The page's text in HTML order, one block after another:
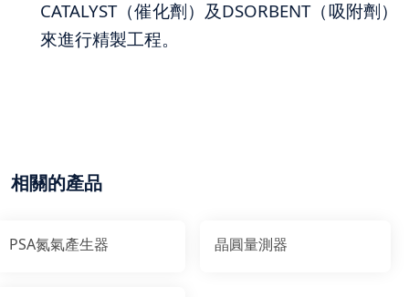
CATALYST（催化劑）及DSORBENT（吸附劑）
來進行精製工程。
相關的產品
PSA氮氣產生器 晶圓量測器